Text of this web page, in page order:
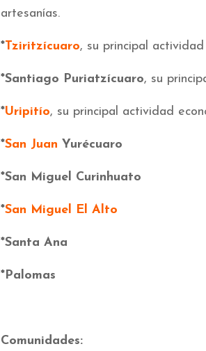
artesanías.
*Tziritzícuaro, su principal
*Santiago Puriatzícuaro, su
*Uripitío, su principal actividad
*San Juan Yurécuaro
*San Miguel Curinhuato
*San Miguel El Alto
*Santa Ana
*Palomas
Comunidades: